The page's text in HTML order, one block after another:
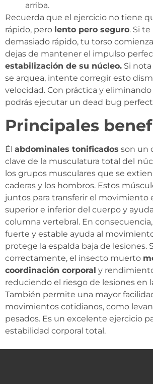
arriba.
Recuerda que el ejercicio no tiene
rápido, pero lento pero seguro. Si
demasiado rápido, tu torso
dejas de mantener el impulso
estabilización de su núcleo. Si
se arquea, intente corregir esto
velocidad. Con práctica y
podrás ejecutar un dead bug
Principales
Él abdominales tonificados son un
clave de la musculatura total del
los grupos musculares que se
caderas y los hombros. Estos
juntos para transferir el movimiento
superior e inferior del cuerpo y
columna vertebral. En
fuerte y estable ayuda al
protege la espalda baja de lesiones.
correctamente, el insecto muerto
coordinación corporal y
reduciendo el riesgo de lesiones en
También permite una mayor
movimientos cotidianos, como
pesados. Es un excelente ejercicio
estabilidad corporal total.